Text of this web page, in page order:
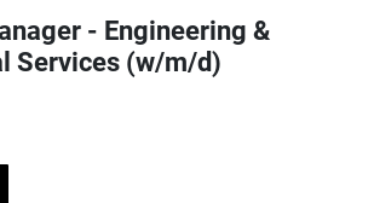
- Engineering &
Services (w/m/d)